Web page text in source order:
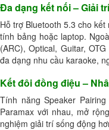
Đa dạng kết nối – Giải
Hỗ trợ Bluetooth 5.3 cho
tính bảng hoặc laptop.
(ARC), Optical, Guitar,
đa dạng nhu cầu karaoke,
Kết đôi đồng điệu –
Tính năng Speaker
Paramax với nhau, mở
nghiệm giải trí sống động